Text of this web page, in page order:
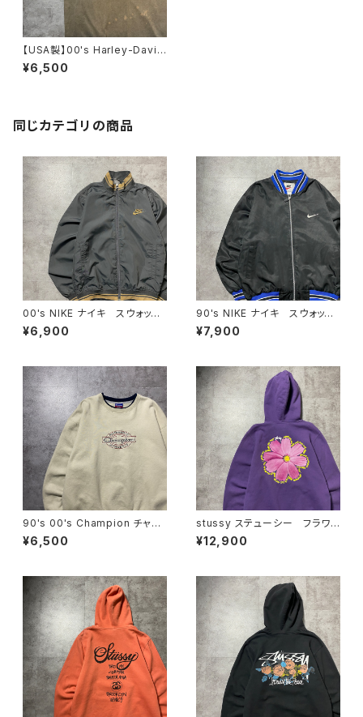
【USA製】00's Harley-David
son ハーレーダビッドソン 狼
オオカミ グラフィック プリン
¥6,500
同じカテゴリの商品
00's NIKE ナイキ スウォッシ
ュ 刺繍ワンポイント ラインリ
ブ グレー 薄手 ナイロンジ
¥6,900
90's NIKE ナイキ スウォッシ
ュ 刺繍ワンポイント バック刺
繍 ラインリブ ブラック×ネイ
¥7,900
90's 00's Champion チャン
ピオン 刺繍ロゴ ラインリ
ブ ベージュ スウェット トレ
¥6,500
stussy ステューシー フラワ
ー グラフィック バックプリン
ト パープル スウェット パー
¥12,900